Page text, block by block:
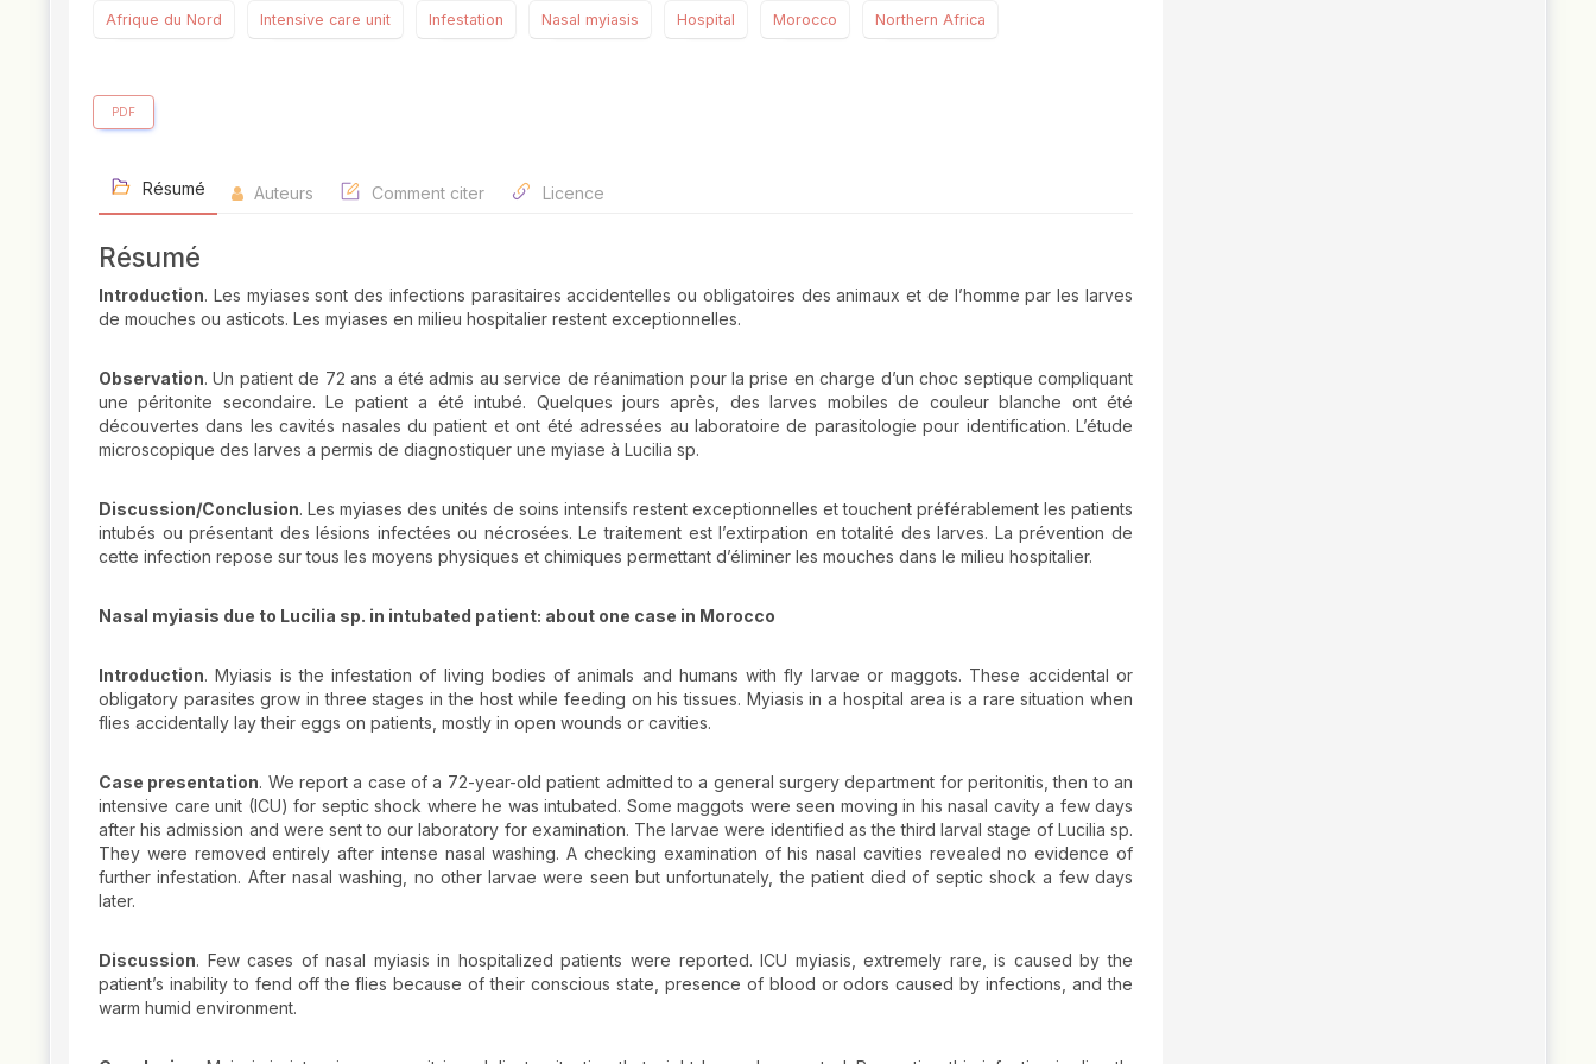
Afrique du Nord Intensive care unit Infestation Nasal myiasis Hospital Morocco Northern Africa
PDF
Résumé Auteurs Comment citer Licence
Résumé
Introduction. Les myiases sont des infections parasitaires accidentelles ou obligatoires des animaux et de l’homme par les larves
de mouches ou asticots. Les myiases en milieu hospitalier restent exceptionnelles.
Observation. Un patient de 72 ans a été admis au service de réanimation pour la prise en charge d’un choc septique compliquant
une péritonite secondaire. Le patient a été intubé. Quelques jours après, des larves mobiles de couleur blanche ont été
découvertes dans les cavités nasales du patient et ont été adressées au laboratoire de parasitologie pour identification. L’étude
microscopique des larves a permis de diagnostiquer une myiase à Lucilia sp.
Discussion/Conclusion. Les myiases des unités de soins intensifs restent exceptionnelles et touchent préférablement les patients
intubés ou présentant des lésions infectées ou nécrosées. Le traitement est l’extirpation en totalité des larves. La prévention de
cette infection repose sur tous les moyens physiques et chimiques permettant d’éliminer les mouches dans le milieu hospitalier.
Nasal myiasis due to Lucilia sp. in intubated patient: about one case in Morocco
Introduction. Myiasis is the infestation of living bodies of animals and humans with fly larvae or maggots. These accidental or
obligatory parasites grow in three stages in the host while feeding on his tissues. Myiasis in a hospital area is a rare situation when
flies accidentally lay their eggs on patients, mostly in open wounds or cavities.
Case presentation. We report a case of a 72-year-old patient admitted to a general surgery department for peritonitis, then to an
intensive care unit (ICU) for septic shock where he was intubated. Some maggots were seen moving in his nasal cavity a few days
after his admission and were sent to our laboratory for examination. The larvae were identified as the third larval stage of Lucilia sp.
They were removed entirely after intense nasal washing. A checking examination of his nasal cavities revealed no evidence of
further infestation. After nasal washing, no other larvae were seen but unfortunately, the patient died of septic shock a few days
later.
Discussion. Few cases of nasal myiasis in hospitalized patients were reported. ICU myiasis, extremely rare, is caused by the
patient’s inability to fend off the flies because of their conscious state, presence of blood or odors caused by infections, and the
warm humid environment.